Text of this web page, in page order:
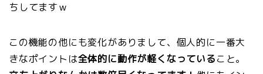
ちしてますｗ
この機能の他にも変化がありまして、個人的に一番大
きなポイントは全体的に動作が軽くなっていること。